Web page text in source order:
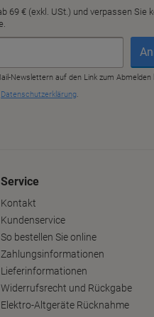
Service
Kontakt
Kundenservice
So bestellen Sie online
Zahlungsinformationen
Lieferinformationen
Widerrufsrecht und Rückgabe
Elektro-Altgeräte Rücknahme